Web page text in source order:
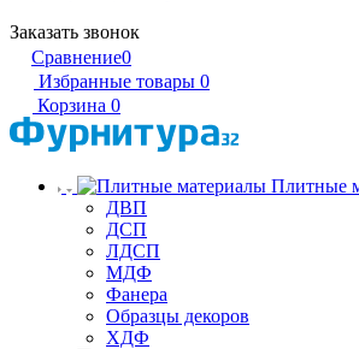
Заказать звонок
Сравнение0
Избранные товары 0
Корзина 0
Плитные
ДВП
ДСП
ЛДСП
МДФ
Фанера
Образцы декоров
ХДФ